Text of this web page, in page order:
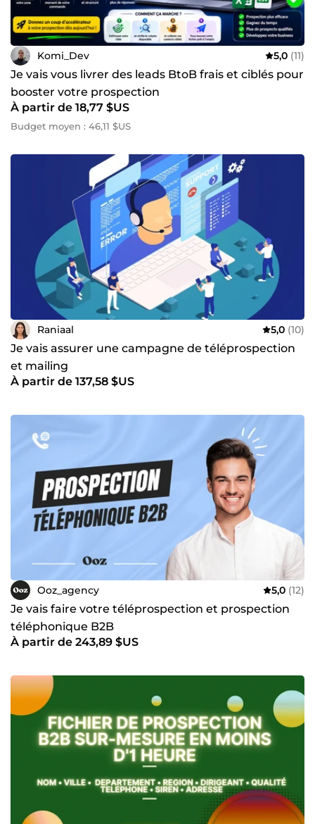
Komi_Dev 5,0 (11)
Je vais vous livrer des leads BtoB frais et ciblés pour
booster votre prospection
À partir de 18,77 $US
Budget moyen : 46,11 $US
Raniaal 5,0 (10)
Je vais assurer une campagne de téléprospection
et mailing
À partir de 137,58 $US
Ooz_agency 5,0 (12)
Je vais faire votre téléprospection et prospection
téléphonique B2B
À partir de 243,89 $US